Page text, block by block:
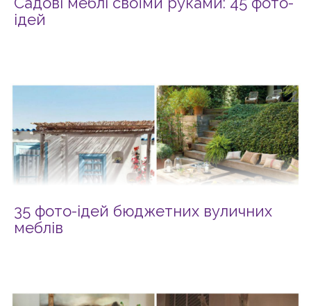
ідей
35 фото-ідей бюджетних вуличних
меблів